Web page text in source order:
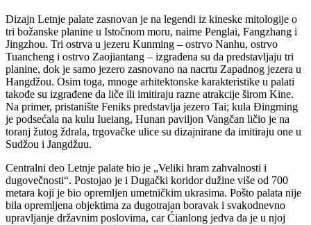
Dizajn Letnje palate zasnovan je na legendi iz kineske mitologije o
tri božanske planine u Istočnom moru, naime Penglai, Fangzhang i
Jingzhou. Tri ostrva u jezeru Kunming – ostrvo Nanhu, ostrvo
Tuancheng i ostrvo Zaojiantang – izgrađena su da predstavljaju tri
planine, dok je samo jezero zasnovano na nacrtu Zapadnog jezera u
Hangdžou. Osim toga, mnoge arhitektonske karakteristike u palati
takođe su izgrađene da liče ili imitiraju razne atrakcije širom Kine.
Na primer, pristanište Feniks predstavlja jezero Tai; kula Đingming
je podsećala na kulu Iueiang, Hunan paviljon Vangčan ličio je na
toranj žutog ždrala, trgovačke ulice su dizajnirane da imitiraju one u
Sudžou i Jangdžuu.
Centralni deo Letnje palate bio je „Veliki hram zahvalnosti i
dugovečnosti“. Postojao je i Dugački koridor dužine više od 700
metara koji je bio opremljen umetničkim ukrasima. Pošto palata nije
bila opremljena objektima za dugotrajan boravak i svakodnevno
upravljanje državnim poslovima, car Ćianlong jedva da je u njoj